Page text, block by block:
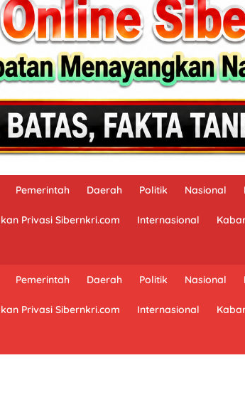
Pemerintah Daerah Politik Nasional
Privasi Sibernkri.com Internasional
Pemerintah Daerah Politik Nasional
Privasi Sibernkri.com Internasional